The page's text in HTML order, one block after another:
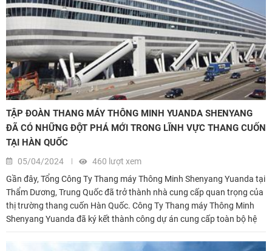
TẬP ĐOÀN THANG MÁY THÔNG MINH YUANDA SHENYANG
ĐÃ CÓ NHỮNG ĐỘT PHÁ MỚI TRONG LĨNH VỰC THANG CUỐN
TẠI HÀN QUỐC
05/04/2024
460 lượt xem
Gần đây, Tổng Công Ty Thang máy Thông Minh Shenyang Yuanda tại
Thẩm Dương, Trung Quốc đã trở thành nhà cung cấp quan trọng của
thị trường thang cuốn Hàn Quốc. Công Ty Thang máy Thông Minh
Shenyang Yuanda đã ký kết thành công dự án cung cấp toàn bộ hệ
thống thang máy, thang cuốn tại công trình Tàu Điện Ngầm Seoul
tuyến 2, tuyến 7.